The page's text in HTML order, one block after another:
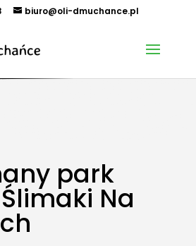
biuro@oli-dmuchance.pl
dmuchane, zjeżdżalnie wodne, dmuchane place zabaw,
park
Na